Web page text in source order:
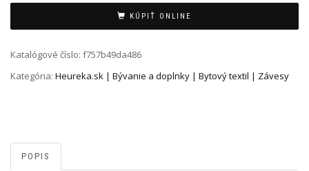
KÚPIŤ ONLINE
Katalógové číslo: f757b49da486
Kategória: Heureka.sk | Bývanie a doplnky | Bytový textil | Závesy
POPIS